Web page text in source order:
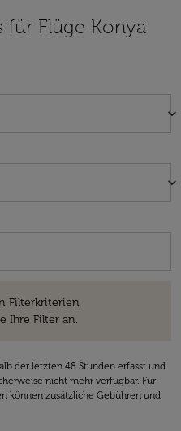
für Flüge Konya
keyboard_arrow_down
keyboard_arrow_down
Filterkriterien
Ihre Filter an.
der letzten 48 Stunden erfasst und
nicht mehr verfügbar. Für
können zusätzliche Gebühren und